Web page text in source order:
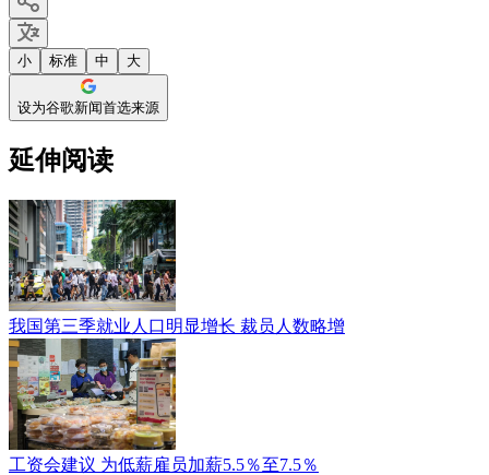
小 标准 中 大
设为谷歌新闻首选来源
延伸阅读
我国第三季就业人口明显增长 裁员人数略增
工资会建议 为低薪雇员加薪5.5％至7.5％